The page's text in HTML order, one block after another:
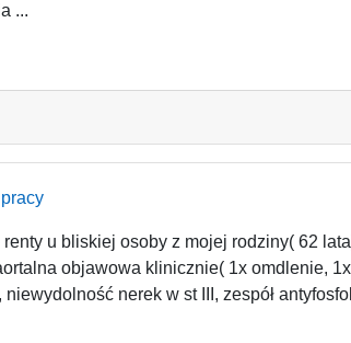
...
u bliskiej osoby z mojej rodziny( 62
objawowa klinicznie( 1x omdlenie,
nerek w st III, zespół